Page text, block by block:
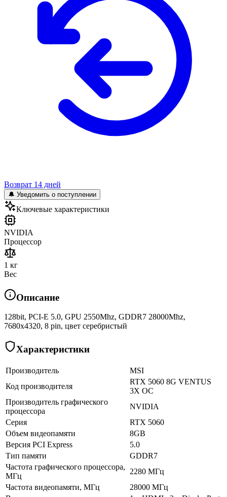
Возврат 14 дней
🔔 Уведомить о поступлении
Ключевые характеристики
NVIDIA
Процессор
1 кг
Вес
Описание
128bit, PCI-E 5.0, GPU 2550Mhz, GDDR7 28000Mhz,
7680x4320, 8 pin, цвет серебристый
Характеристики
Производитель
MSI
Код производителя
RTX 5060 8G VENTUS
3X OC
Производитель графического
процессора
NVIDIA
Серия
RTX 5060
Объем видеопамяти
8GB
Версия PCI Express
5.0
Тип памяти
GDDR7
Частота графического процессора,
МГц
2280 МГц
Частота видеопамяти, МГц
28000 МГц